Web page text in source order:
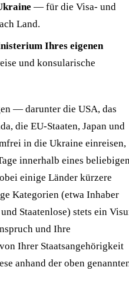
— für die Visa- und
Land.
Ihres eigenen
und konsularische
— darunter die USA, das
die EU-Staaten, Japan und
in die Ukraine einreisen,
innerhalb eines
einige Länder kürzere
Kategorien (etwa Inhaber
Staatenlose) stets ein
und Ihre
Ihrer Staatsangehörigkeit
anhand der oben